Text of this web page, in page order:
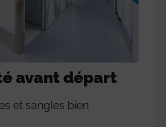
avant départ
et sangles bien